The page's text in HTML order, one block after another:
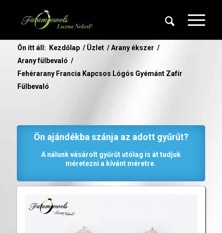
Ön itt áll: Kezdőlap / Üzlet / Arany ékszer /
Arany fülbevaló /
Fehérarany Francia Kapcsos Lógós Gyémánt Zafír
Fülbevaló
Ön ajándékba szánja az adott gyűrűt?
A nálunk vásárolt gyűrűt utólag is át tudjuk
méretezni a kívánt méretre.